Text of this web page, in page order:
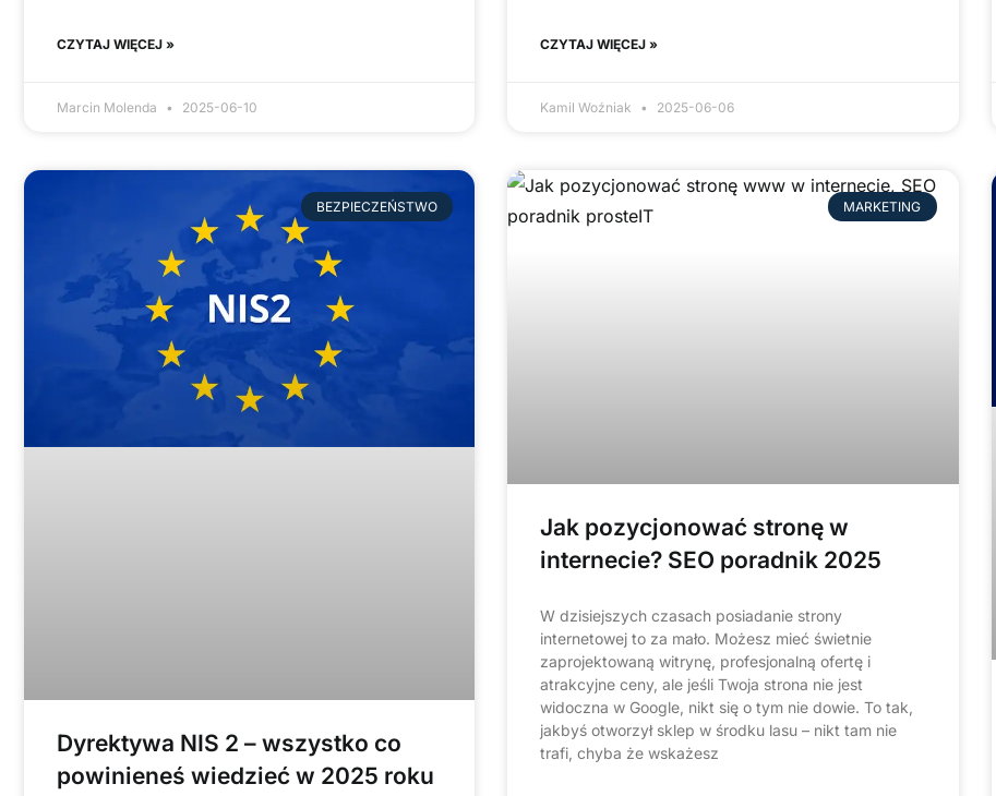
CZYTAJ WIĘCEJ »
Marcin Molenda 2025-06-10
CZYTAJ WIĘCEJ »
Kamil Woźniak 2025-06-06
BEZPIECZEŃSTWO
Dyrektywa NIS 2 – wszystko co
powinieneś wiedzieć w 2025 roku
MARKETING
Jak pozycjonować stronę w
internecie? SEO poradnik 2025
W dzisiejszych czasach posiadanie strony
internetowej to za mało. Możesz mieć świetnie
zaprojektowaną witrynę, profesjonalną ofertę i
atrakcyjne ceny, ale jeśli Twoja strona nie jest
widoczna w Google, nikt się o tym nie dowie. To tak,
jakbyś otworzył sklep w środku lasu – nikt tam nie
trafi, chyba że wskażesz